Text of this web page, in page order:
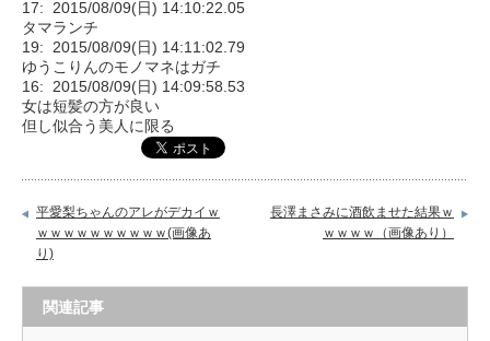
17: 2015/08/09(日) 14:10:22.05
タマランチ
19: 2015/08/09(日) 14:11:02.79
ゆうこりんのモノマネはガチ
16: 2015/08/09(日) 14:09:58.53
女は短髪の方が良い
但し似合う美人に限る
平愛梨ちゃんのアレがデカイｗ
ｗｗｗｗｗｗｗｗｗｗ(画像あ
り)
長澤まさみに酒飲ませた結果ｗ
ｗｗｗｗ（画像あり）
関連記事